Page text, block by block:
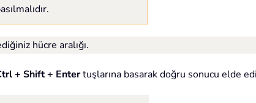
hücre aralığı.
+ Shift + Entertuşlarına basarak doğru sonucu elde